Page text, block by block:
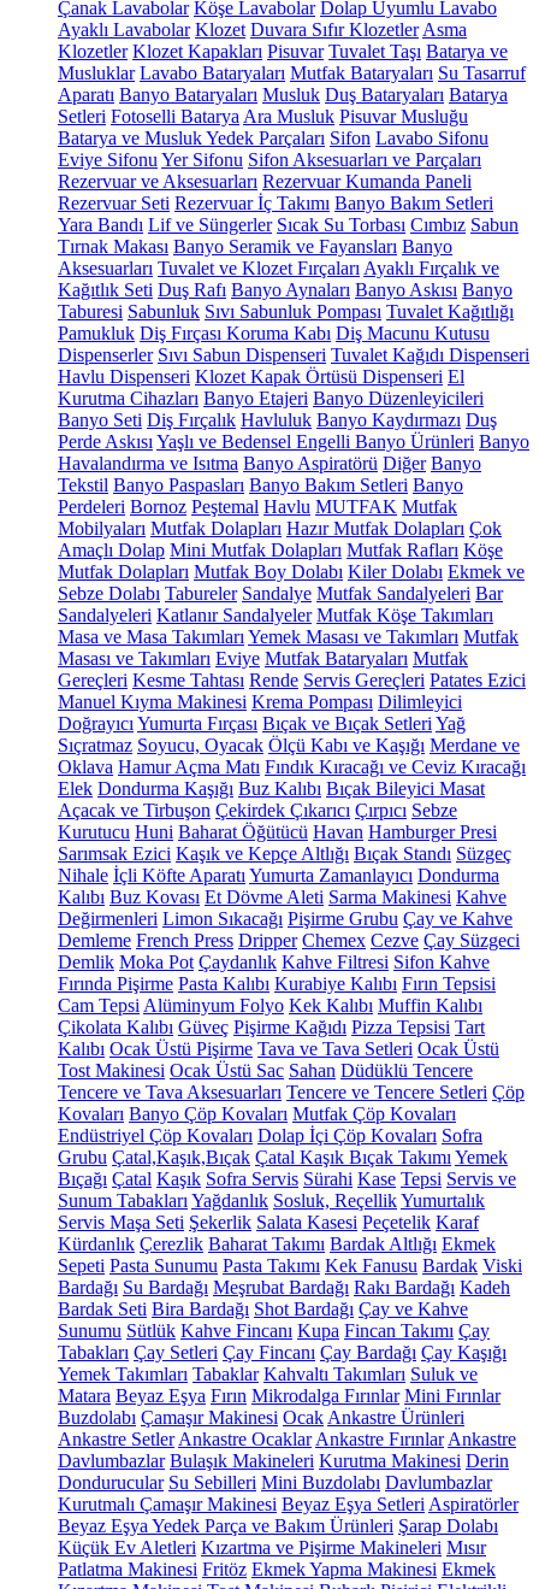
Çanak Lavabolar Köşe Lavabolar Dolap Uyumlu Lavabo
Ayaklı Lavabolar Klozet Duvara Sıfır Klozetler Asma
Klozetler Klozet Kapakları Pisuvar Tuvalet Taşı Batarya ve
Musluklar Lavabo Bataryaları Mutfak Bataryaları Su Tasarruf
Aparatı Banyo Bataryaları Musluk Duş Bataryaları Batarya
Setleri Fotoselli Batarya Ara Musluk Pisuvar Musluğu
Batarya ve Musluk Yedek Parçaları Sifon Lavabo Sifonu
Eviye Sifonu Yer Sifonu Sifon Aksesuarları ve Parçaları
Rezervuar ve Aksesuarları Rezervuar Kumanda Paneli
Rezervuar Seti Rezervuar İç Takımı Banyo Bakım Setleri
Yara Bandı Lif ve Süngerler Sıcak Su Torbası Cımbız Sabun
Tırnak Makası Banyo Seramik ve Fayansları Banyo
Aksesuarları Tuvalet ve Klozet Fırçaları Ayaklı Fırçalık ve
Kağıtlık Seti Duş Rafı Banyo Aynaları Banyo Askısı Banyo
Taburesi Sabunluk Sıvı Sabunluk Pompası Tuvalet Kağıtlığı
Pamukluk Diş Fırçası Koruma Kabı Diş Macunu Kutusu
Dispenserler Sıvı Sabun Dispenseri Tuvalet Kağıdı Dispenseri
Havlu Dispenseri Klozet Kapak Örtüsü Dispenseri El
Kurutma Cihazları Banyo Etajeri Banyo Düzenleyicileri
Banyo Seti Diş Fırçalık Havluluk Banyo Kaydırmazı Duş
Perde Askısı Yaşlı ve Bedensel Engelli Banyo Ürünleri Banyo
Havalandırma ve Isıtma Banyo Aspiratörü Diğer Banyo
Tekstil Banyo Paspasları Banyo Bakım Setleri Banyo
Perdeleri Bornoz Peştemal Havlu MUTFAK Mutfak
Mobilyaları Mutfak Dolapları Hazır Mutfak Dolapları Çok
Amaçlı Dolap Mini Mutfak Dolapları Mutfak Rafları Köşe
Mutfak Dolapları Mutfak Boy Dolabı Kiler Dolabı Ekmek ve
Sebze Dolabı Tabureler Sandalye Mutfak Sandalyeleri Bar
Sandalyeleri Katlanır Sandalyeler Mutfak Köşe Takımları
Masa ve Masa Takımları Yemek Masası ve Takımları Mutfak
Masası ve Takımları Eviye Mutfak Bataryaları Mutfak
Gereçleri Kesme Tahtası Rende Servis Gereçleri Patates Ezici
Manuel Kıyma Makinesi Krema Pompası Dilimleyici
Doğrayıcı Yumurta Fırçası Bıçak ve Bıçak Setleri Yağ
Sıçratmaz Soyucu, Oyacak Ölçü Kabı ve Kaşığı Merdane ve
Oklava Hamur Açma Matı Fındık Kıracağı ve Ceviz Kıracağı
Elek Dondurma Kaşığı Buz Kalıbı Bıçak Bileyici Masat
Açacak ve Tirbuşon Çekirdek Çıkarıcı Çırpıcı Sebze
Kurutucu Huni Baharat Öğütücü Havan Hamburger Presi
Sarımsak Ezici Kaşık ve Kepçe Altlığı Bıçak Standı Süzgeç
Nihale İçli Köfte Aparatı Yumurta Zamanlayıcı Dondurma
Kalıbı Buz Kovası Et Dövme Aleti Sarma Makinesi Kahve
Değirmenleri Limon Sıkacağı Pişirme Grubu Çay ve Kahve
Demleme French Press Dripper Chemex Cezve Çay Süzgeci
Demlik Moka Pot Çaydanlık Kahve Filtresi Sifon Kahve
Fırında Pişirme Pasta Kalıbı Kurabiye Kalıbı Fırın Tepsisi
Cam Tepsi Alüminyum Folyo Kek Kalıbı Muffin Kalıbı
Çikolata Kalıbı Güveç Pişirme Kağıdı Pizza Tepsisi Tart
Kalıbı Ocak Üstü Pişirme Tava ve Tava Setleri Ocak Üstü
Tost Makinesi Ocak Üstü Sac Sahan Düdüklü Tencere
Tencere ve Tava Aksesuarları Tencere ve Tencere Setleri Çöp
Kovaları Banyo Çöp Kovaları Mutfak Çöp Kovaları
Endüstriyel Çöp Kovaları Dolap İçi Çöp Kovaları Sofra
Grubu Çatal,Kaşık,Bıçak Çatal Kaşık Bıçak Takımı Yemek
Bıçağı Çatal Kaşık Sofra Servis Sürahi Kase Tepsi Servis ve
Sunum Tabakları Yağdanlık Sosluk, ReçellikYumurtalık
Servis Maşa Seti Şekerlik Salata Kasesi Peçetelik Karaf
Kürdanlık Çerezlik Baharat Takımı Bardak Altlığı Ekmek
Sepeti Pasta Sunumu Pasta Takımı Kek Fanusu Bardak Viski
Bardağı Su Bardağı Meşrubat Bardağı Rakı Bardağı Kadeh
Bardak Seti Bira Bardağı Shot Bardağı Çay ve Kahve
Sunumu Sütlük Kahve Fincanı Kupa Fincan Takımı Çay
Tabakları Çay Setleri Çay Fincanı Çay Bardağı Çay Kaşığı
Yemek Takımları Tabaklar Kahvaltı Takımları Suluk ve
Matara Beyaz Eşya Fırın Mikrodalga Fırınlar Mini Fırınlar
Buzdolabı Çamaşır Makinesi Ocak Ankastre Ürünleri
Ankastre Setler Ankastre Ocaklar Ankastre Fırınlar Ankastre
Davlumbazlar Bulaşık Makineleri Kurutma Makinesi Derin
Dondurucular Su Sebilleri Mini Buzdolabı Davlumbazlar
Kurutmalı Çamaşır Makinesi Beyaz Eşya Setleri Aspiratörler
Beyaz Eşya Yedek Parça ve Bakım Ürünleri Şarap Dolabı
Küçük Ev Aletleri Kızartma ve Pişirme Makineleri Mısır
Patlatma Makinesi Fritöz Ekmek Yapma Makinesi Ekmek